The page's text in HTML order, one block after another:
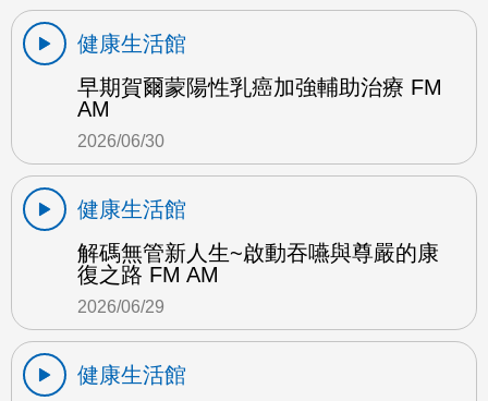
健康生活館
早期賀爾蒙陽性乳癌加強輔助治療 FM
AM
2026/06/30
健康生活館
解碼無管新人生~啟動吞嚥與尊嚴的康
復之路 FM AM
2026/06/29
健康生活館